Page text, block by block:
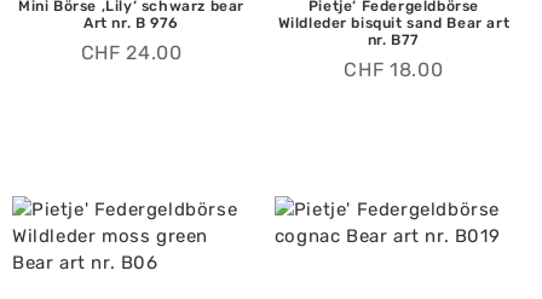
Mini Börse ‚Lily‘ schwarz bear
Art nr. B 976
CHF 24.00
Pietje‘ Federgeldbörse
Wildleder bisquit sand Bear art
nr. B77
CHF 18.00